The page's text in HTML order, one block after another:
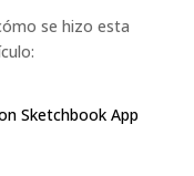
se hizo esta
Sketchbook App